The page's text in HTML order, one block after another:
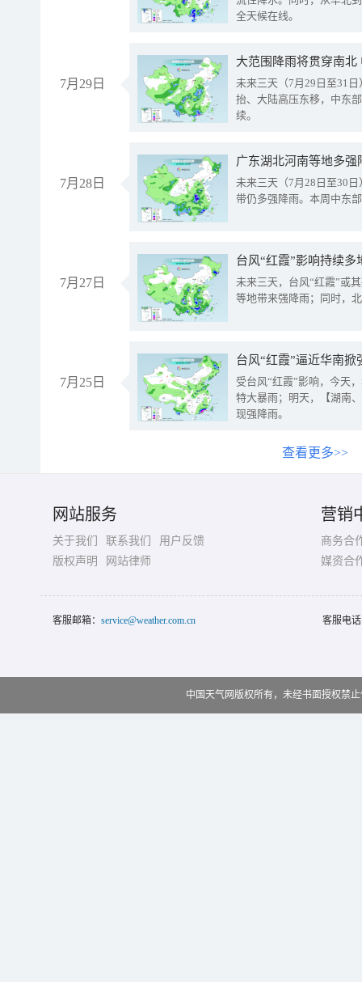
全天候在线。
7月29日
大范围降雨将贯穿南
未来三天（7月29日至31
抬、大陆高压东移，中东
续。
7月28日
广东湖北河南等地多
未来三天（7月28日至30
带仍多强降雨。本周中东
7月27日
台风“红霞”影响持续
未来三天，台风“红霞”或
等地带来强降雨；同时，
7月25日
台风“红霞”逼近华南
受台风“红霞”影响，今天
特大暴雨；明天，【湖南
现强降雨。
查看更多>>
网站服务
关于我们 联系我们
用户反馈
版权声明
网站律师
营销
商务合
媒资合
客服邮箱： service@weather.com.cn 客服电
中国天气网版权所有，未经书面授权